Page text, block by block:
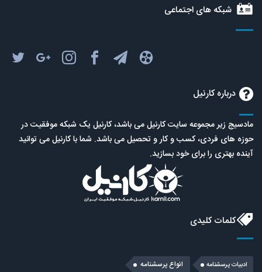
شبکه های اجتماعی
درباره کارنیل
مادسیج زیر مجموعه سایت کارنیل می باشد، کارنیل یک شبکه موفقیت در
حوزه های فردی، کسب و کار و تحصیل می باشد. شما با کارنیل می توانید
آینده بهتری را برای خود بسازید.
کلمات کلیدی
ادبیات پرسشنامه انواع پرسشنامه